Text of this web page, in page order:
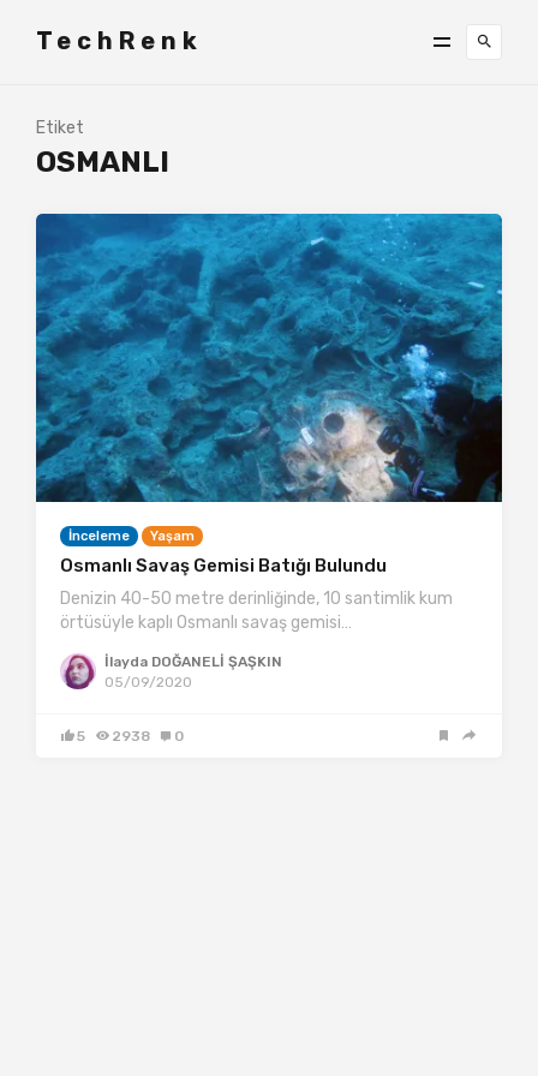
TechRenk
Etiket
OSMANLI
İnceleme Yaşam
Osmanlı Savaş Gemisi Batığı Bulundu
Denizin 40-50 metre derinliğinde, 10 santimlik kum
örtüsüyle kaplı Osmanlı savaş gemisi…
İlayda DOĞANELİ ŞAŞKIN
05/09/2020
5 2938 0